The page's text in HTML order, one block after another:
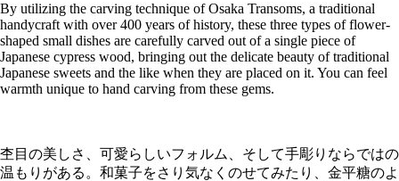
By utilizing the carving technique of Osaka Transoms, a traditional
handycraft with over 400 years of history, these three types of flower-
shaped small dishes are carefully carved out of a single piece of
Japanese cypress wood, bringing out the delicate beauty of traditional
Japanese sweets and the like when they are placed on it. You can feel
warmth unique to hand carving from these gems.
杢目の美しさ、可愛らしいフォルム、そして手彫りならではの
温もりがある。和菓子をさり気なくのせてみたり、金平糖のよ